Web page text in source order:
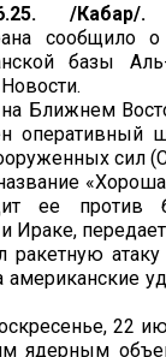
/Кабар/.
сообщило
базы
Ближнем
оперативный
сил
ее против
Ираке, передает
ракетную
американские
22
ядерным